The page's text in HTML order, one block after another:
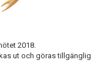
2018.
ut och göras tillgänglig